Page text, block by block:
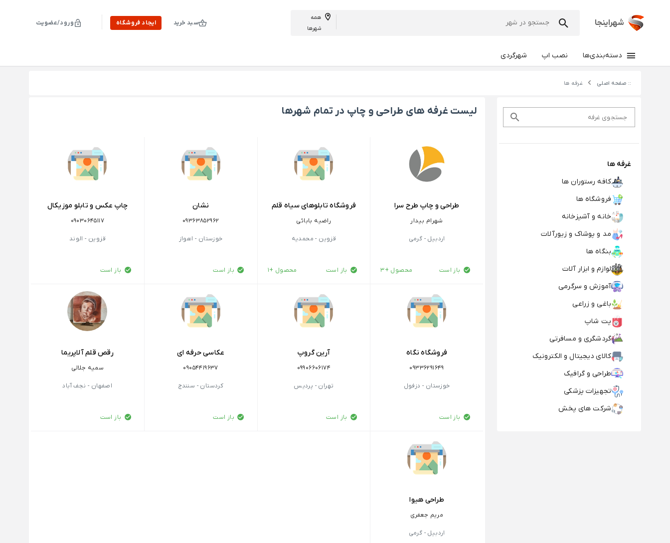
شهراینجا
همه
شهرها
سبد خرید ایجاد فروشگاه ورود/عضویت
دسته‌بندی‌ها نصب اپ شهرگردی
:: صفحه اصلی غرفه ها
جستجوی غرفه
غرفه ها
کافه رستوران ها
فروشگاه ها
خانه و آشپزخانه
مد و پوشاک و زیورآلات
بنگاه ها
لوازم و ابزار آلات
آموزش و سرگرمی
باغی و زراعی
پت شاپ
گردشگری و مسافرتی
کالای دیجیتال و الکترونیک
طراحی و گرافیک
تجهیزات پزشکی
شرکت های پخش
لیست غرفه های طراحی و چاپ در تمام شهرها
طراحی و چاپ طرح سرا
شهرام بیدار
اردبیل - گرمی
باز است محصول +3
فروشگاه تابلوهای سیاه قلم
راضیه بابائی
قزوین - محمدیه
باز است محصول +1
نشان
09363852962
خوزستان - اهواز
باز است
چاپ عکس و تابلو موزیکال
09030645117
قزوین - الوند
باز است
فروشگاه نگاه
09336291649
خوزستان - دزفول
باز است
آرین گروپ
09906606174
تهران - پردیس
باز است
عکاسی حرفه ای
09054419637
کردستان - سنندج
باز است
رقص قلم آلاپریما
سمیه جلالی
اصفهان - نجف آباد
باز است
طراحی هیوا
مریم جعفری
اردبیل - گرمی